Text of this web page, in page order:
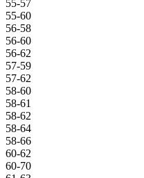
55-57
55-60
56-58
56-60
56-62
57-59
57-62
58-60
58-61
58-62
58-64
58-66
60-62
60-70